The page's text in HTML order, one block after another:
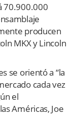
70.900.000
producen
MKX y Lincoln
se orientó a “la
cada vez
el
Américas, Joe